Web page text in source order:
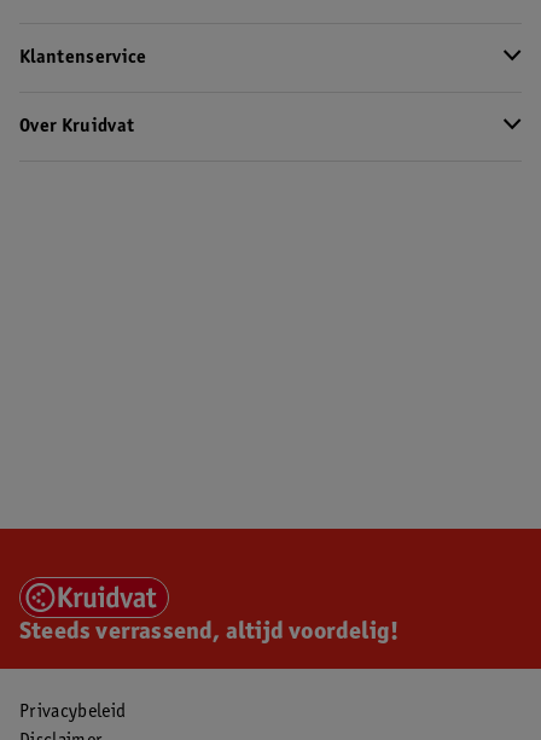
Klantenservice
Over Kruidvat
Steeds verrassend, altijd voordelig!
Privacybeleid